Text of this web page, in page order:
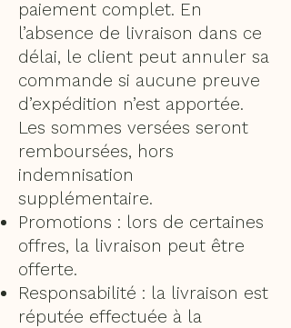
paiement complet. En
l’absence de livraison dans ce
délai, le client peut annuler sa
commande si aucune preuve
d’expédition n’est apportée.
Les sommes versées seront
remboursées, hors
indemnisation
supplémentaire.
Promotions : lors de certaines
offres, la livraison peut être
offerte.
Responsabilité : la livraison est
réputée effectuée à la